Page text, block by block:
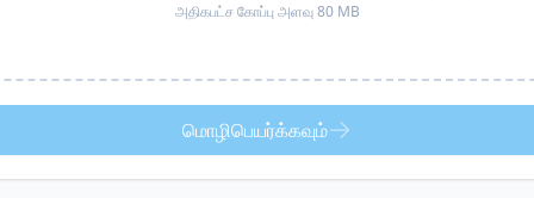
அதிகபட்ச கோப்பு அளவு 80 MB
மொழிபெயர்க்கவும்